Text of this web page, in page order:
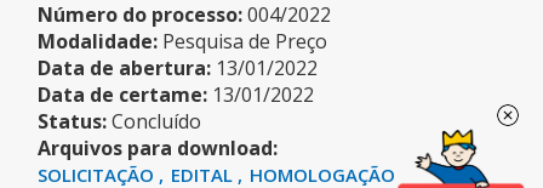
Número do processo:004/2022
Modalidade: Pesquisa de Preço
Data de abertura: 13/01/2022
Data de certame: 13/01/2022
Status:Concluído
Arquivos para download:
SOLICITAÇÃO EDITAL HOMOLOGAÇÃO